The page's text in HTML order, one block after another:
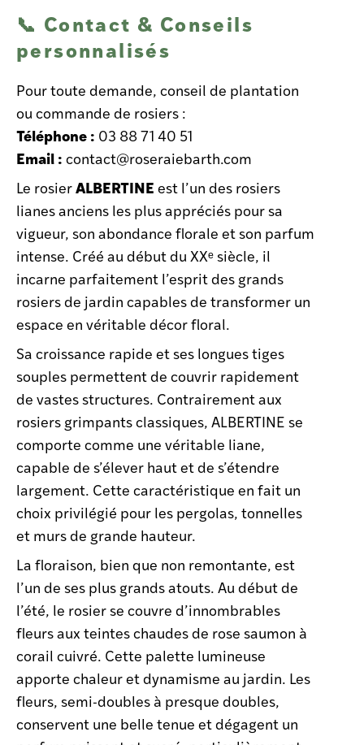
📞 Contact & Conseils
personnalisés
Pour toute demande, conseil de plantation
ou commande de rosiers :
Téléphone : 03 88 71 40 51
Email : contact@roseraiebarth.com
Le rosierALBERTINE est l’un des rosiers
lianes anciens les plus appréciés pour sa
vigueur, son abondance florale et son parfum
intense. Créé au début du XXᵉ siècle, il
incarne parfaitement l’esprit des grands
rosiers de jardin capables de transformer un
espace en véritable décor floral.
Sa croissance rapide et ses longues tiges
souples permettent de couvrir rapidement
de vastes structures. Contrairement aux
rosiers grimpants classiques, ALBERTINE se
comporte comme une véritable liane,
capable de s’élever haut et de s’étendre
largement. Cette caractéristique en fait un
choix privilégié pour les pergolas, tonnelles
et murs de grande hauteur.
La floraison, bien que non remontante, est
l’un de ses plus grands atouts. Au début de
l’été, le rosier se couvre d’innombrables
fleurs aux teintes chaudes de rose saumon à
corail cuivré. Cette palette lumineuse
apporte chaleur et dynamisme au jardin. Les
fleurs, semi-doubles à presque doubles,
conservent une belle tenue et dégagent un